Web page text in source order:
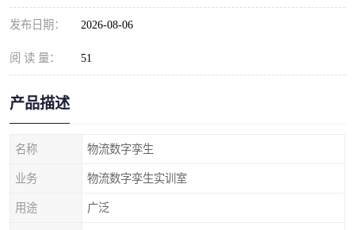
发布日期： 2026-08-06
阅 读 量： 51
产品描述
名称 物流数字孪生
业务 物流数字孪生实训室
用途 广泛